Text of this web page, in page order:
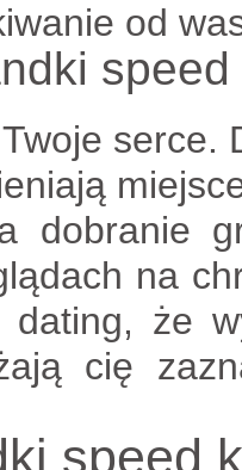
od
serce.
dobranie
na
dating, że
cię
speed